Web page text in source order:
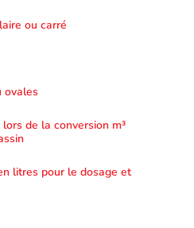
ou carré
ovales
de la conversion m³
litres pour le dosage et